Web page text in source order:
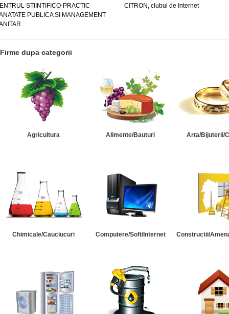
STIINTIFICO-PRACTIC
PUBLICA SI MANAGEMENT
CITRON, clubul de Internet
Firme dupa categorii
Agricultura Alimente/Bauturi Arta/Bijuterii/
Chimicale/Cauciucuri Computere/Soft/Internet Constructii/